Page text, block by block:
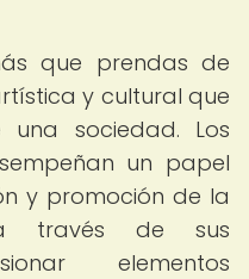
que prendas de
y cultural que
sociedad. Los
un papel
y promoción de la
través de sus
elementos